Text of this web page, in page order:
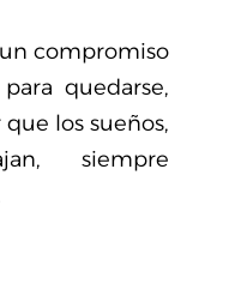
compromiso
quedarse,
los sueños,
siempre